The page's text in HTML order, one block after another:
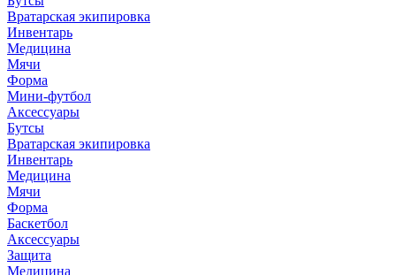
Вратарская экипировка
Инвентарь
Медицина
Мячи
Форма
Мини-футбол
Аксессуары
Бутсы
Вратарская экипировка
Инвентарь
Медицина
Мячи
Форма
Баскетбол
Аксессуары
Защита
Медицина